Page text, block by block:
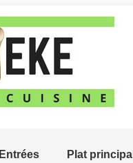
Entrées Plat principal